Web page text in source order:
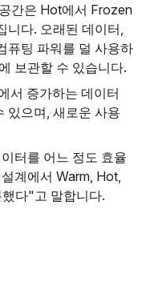
간은 Hot에서 Frozen
다. 오래된 데이터,
퓨팅 파워를 덜 사용하
보관할 수 있습니다.
서 증가하는 데이터
있으며, 새로운 사용
터를 어느 정도 효율
계에서 Warm, Hot,
다"고 말합니다.